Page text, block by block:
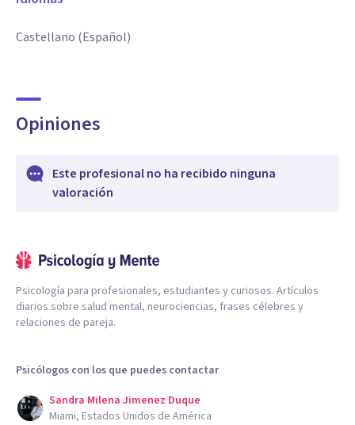
Castellano (Español)
Opiniones
Este profesional no ha recibido ninguna
valoración
Psicología para profesionales, estudiantes y curiosos. Artículos
diarios sobre salud mental, neurociencias, frases célebres y
relaciones de pareja.
Psicólogos con los que puedes contactar
Sandra Milena Jimenez Duque
Miami, Estados Unidos de América